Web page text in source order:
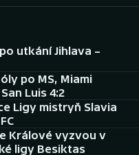
utkání Jihlava –
po MS, Miami
Luis 4:2
Ligy mistryň Slavia
Králové vyzvou v
ligy Besiktas